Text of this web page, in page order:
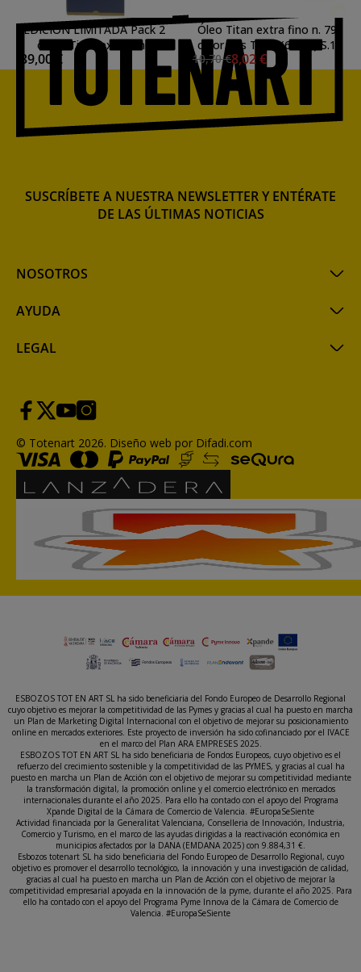
EDICIÓN LIMITADA Pack 2
óleos Titan extra fino
blanco titanio 200ml
39,00 €
Óleo Titan extra fino n. 79
color gris Titan (60 ml) S.1
10,70 €8,02 €
NOSOTROS
AYUDA
LEGAL
SUSCRÍBETE A NUESTRA NEWSLETTER Y ENTÉRATE
DE LAS ÚLTIMAS NOTICIAS
© Totenart 2026. Diseño web por Difadi.com
ESBOZOS TOT EN ART SL ha sido beneficiaria del Fondo Europeo de Desarrollo Regional
cuyo objetivo es mejorar la competitividad de las Pymes y gracias al cual ha puesto en marcha
un Plan de Marketing Digital Internacional con el objetivo de mejorar su posicionamiento
online en mercados exteriores. Este proyecto de inversión ha sido cofinanciado por el IVACE
en el marco del Plan ARA EMPRESES 2025.
ESBOZOS TOT EN ART SL ha sido beneficiaria de Fondos Europeos, cuyo objetivo es el
refuerzo del crecimiento sostenible y la competitividad de las PYMES, y gracias al cual ha
puesto en marcha un Plan de Acción con el objetivo de mejorar su competitividad mediante
la transformación digital, la promoción online y el comercio electrónico en mercados
internacionales durante el año 2025. Para ello ha contado con el apoyo del Programa
Xpande Digital de la Cámara de Comercio de Valencia. #EuropaSeSiente
Actividad financiada por la Generalitat Valenciana, Conselleria de Innovación, Industria,
Comercio y Turismo, en el marco de las ayudas dirigidas a la reactivación económica en
municipios afectados por la DANA (EMDANA 2025) con 9.884,31 €.
Esbozos totenart SL ha sido beneficiaria del Fondo Europeo de Desarrollo Regional, cuyo
objetivo es promover el desarrollo tecnológico, la innovación y una investigación de calidad,
gracias al cual ha puesto en marcha un Plan de Acción con el objetivo de mejorar la
competitividad empresarial apoyada en la innovación de la pyme, durante el año 2025. Para
ello ha contado con el apoyo del Programa Pyme Innova de la Cámara de Comercio de
Valencia. #EuropaSeSiente